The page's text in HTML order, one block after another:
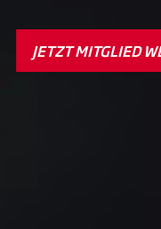
JETZT MITGLIED